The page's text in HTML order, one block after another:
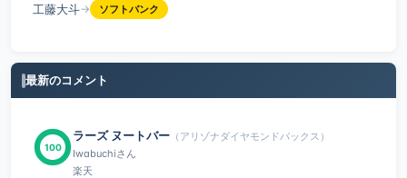
工藤大斗→ ソフトバンク
最新のコメント
100
ラーズ ヌートバー （アリゾナダイヤモンドバックス）
Iwabuchiさん
楽天